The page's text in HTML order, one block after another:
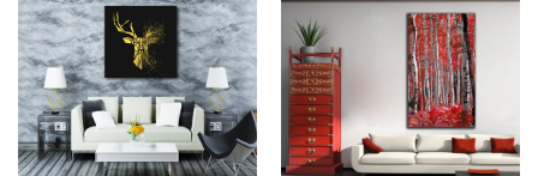
wariantów.
Opcje
można
wybrać
na
stronie
wiele
wariantów.
Opcje
można
wybrać
na
stronie